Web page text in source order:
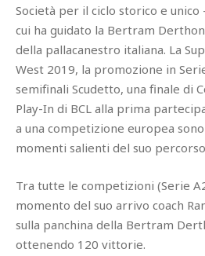
Società per il ciclo storico e
cui ha guidato la Bertram
della pallacanestro italiana. La
West 2019, la promozione in
semifinali Scudetto, una finale di
Play-In di BCL alla prima
a una competizione europea
momenti salienti del suo
Tra tutte le competizioni (Serie
momento del suo arrivo coach
sulla panchina della Bertram
ottenendo 120 vittorie.